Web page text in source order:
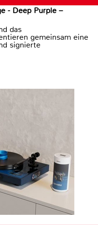
- Deep Purple –
das
gemeinsam eine
signierte